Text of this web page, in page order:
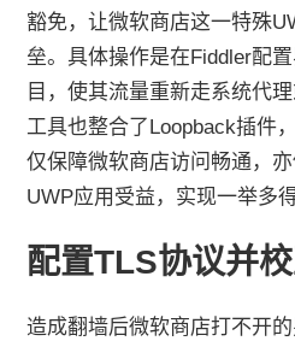
豁免，让微软商店这一特殊
垒。具体操作是在Fiddler配
目，使其流量重新走系统代
工具也整合了Loopback插件
仅保障微软商店访问畅通，
UWP应用受益，实现一举多得
配置TLS协议并
造成翻墙后微软商店打不开